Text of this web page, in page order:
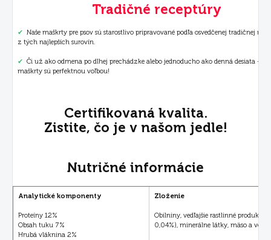
Tradičné receptúry
✔ Naše maškrty pre psov sú starostlivo pripravované podľa osvedčenej tradičnej
z tých najlepších surovín.
✔ Či už ako odmena po dlhej prechádzke alebo jednoducho ako denná desiata –
maškrty sú perfektnou voľbou!
Certifikovaná kvalita.
Zistite, čo je v našom jedle!
Nutričné informácie
Analytické komponenty
Proteíny 12%
Obsah tuku 7%
Hrubá vláknina 2%
Zloženie
Obilniny, vedľajšie rastlinné produkty,
0,04%), minerálne látky, mäso a